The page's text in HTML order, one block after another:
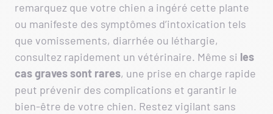
remarquez que votre chien a ingéré cette plante
ou manifeste des symptômes d’intoxication tels
que vomissements, diarrhée ou léthargie,
consultez rapidement un vétérinaire. Même si les
cas graves sont rares, une prise en charge rapide
peut prévenir des complications et garantir le
bien-être de votre chien. Restez vigilant sans